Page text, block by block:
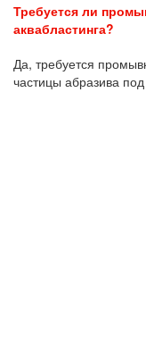
Требуется ли
аквабластинга?
Да, требуется
частицы абразива